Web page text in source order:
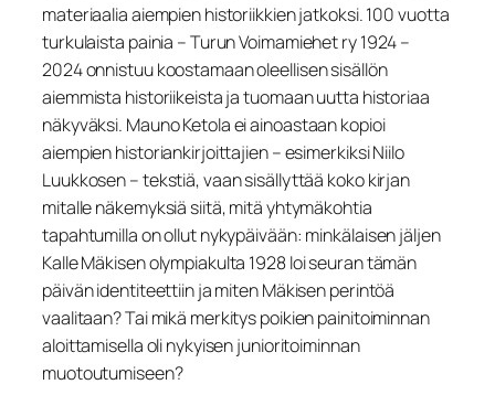
materiaalia aiempien historiikkien jatkoksi. 100 vuotta
turkulaista painia – Turun Voimamiehet ry 1924 –
2024 onnistuu koostamaan oleellisen sisällön
aiemmista historiikeista ja tuomaan uutta historiaa
näkyväksi. Mauno Ketola ei ainoastaan kopioi
aiempien historiankirjoittajien – esimerkiksi Niilo
Luukkosen – tekstiä, vaan sisällyttää koko kirjan
mitalle näkemyksiä siitä, mitä yhtymäkohtia
tapahtumilla on ollut nykypäivään: minkälaisen jäljen
Kalle Mäkisen olympiakulta 1928 loi seuran tämän
päivän identiteettiin ja miten Mäkisen perintöä
vaalitaan? Tai mikä merkitys poikien painitoiminnan
aloittamisella oli nykyisen junioritoiminnan
muotoutumiseen?